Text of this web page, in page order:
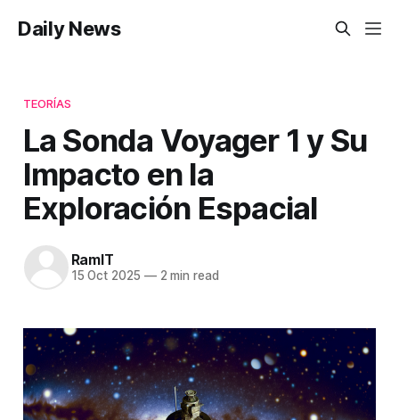
Daily News
TEORÍAS
La Sonda Voyager 1 y Su
Impacto en la
Exploración Espacial
RamIT
15 Oct 2025 —2 min read